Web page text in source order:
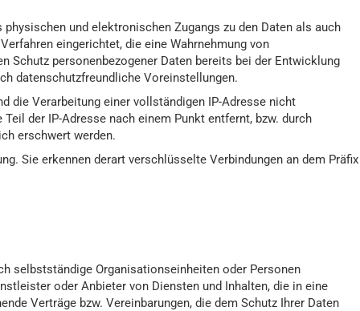
und elektronischen Zugangs zu den Daten als auch
eingerichtet, die eine Wahrnehmung von
Schutz personenbezogener Daten bereits bei der Entwicklung
datenschutzfreundliche Voreinstellungen.
die Verarbeitung einer vollständigen IP-Adresse nicht
der IP-Adresse nach einem Punkt entfernt, bzw. durch
erschwert werden.
Sie erkennen derart verschlüsselte Verbindungen an dem Präfix
selbstständige Organisationseinheiten oder Personen
oder Anbieter von Diensten und Inhalten, die in eine
Verträge bzw. Vereinbarungen, die dem Schutz Ihrer Daten